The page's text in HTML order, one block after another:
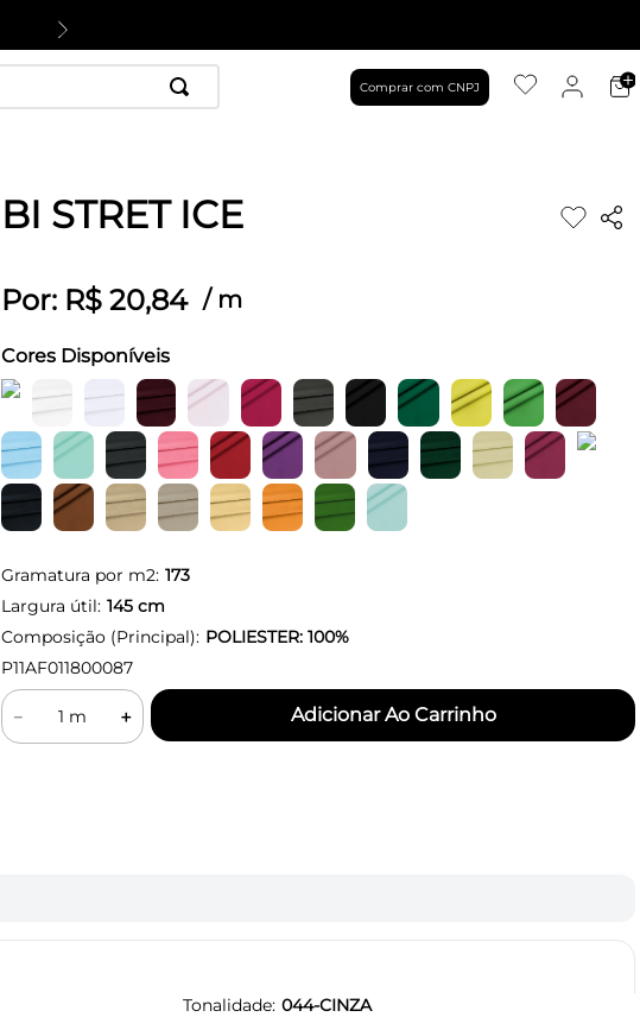
Comprar com CNPJ
BI STRET ICE
Por: R$ 20,84 / m
Cores Disponíveis
Gramatura por m2: 173
Largura útil: 145cm
Composição (Principal): POLIESTER: 100%
P11AF011800087
＋
－
Tonalidade 044-CINZA